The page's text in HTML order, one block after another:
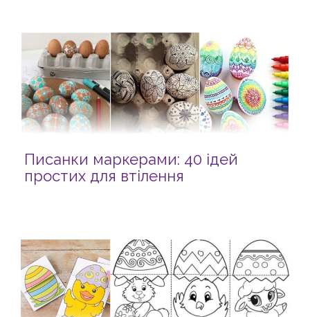
Писанки маркерами: 40 ідей
простих для втілення